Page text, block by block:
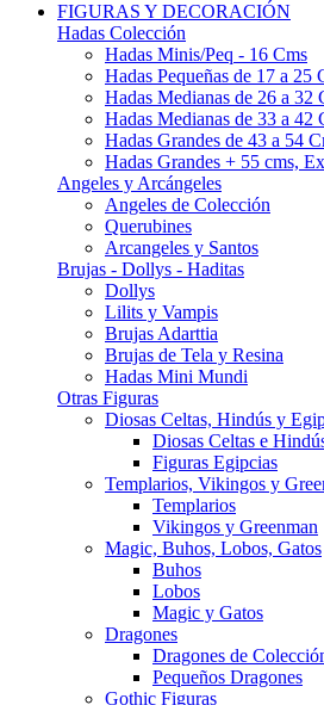
FIGURAS Y DECORACIÓN
Hadas Colección
Hadas Minis/Peq - 16 Cms
Hadas Pequeñas de 17 a 25
Hadas Medianas de 26 a 32
Hadas Medianas de 33 a 42
Hadas Grandes de 43 a 54
Hadas Grandes + 55 cms,
Angeles y Arcángeles
Angeles de Colección
Querubines
Arcangeles y Santos
Brujas - Dollys - Haditas
Dollys
Lilits y Vampis
Brujas Adarttia
Brujas de Tela y Resina
Hadas Mini Mundi
Otras Figuras
Diosas Celtas, Hindús y
Diosas Celtas e
Figuras Egipcias
Templarios, Vikingos y
Templarios
Vikingos y Greenman
Magic, Buhos, Lobos, Gatos
Buhos
Lobos
Magic y Gatos
Dragones
Dragones de
Pequeños Dragones
Gothic Figuras